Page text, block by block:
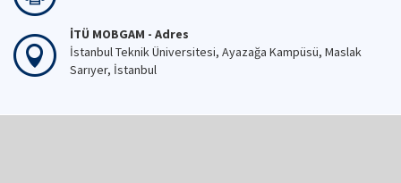
İTÜ MOBGAM - Adres
İstanbul Teknik Üniversitesi, Ayazağa Kampüsü, Maslak
Sarıyer, İstanbul